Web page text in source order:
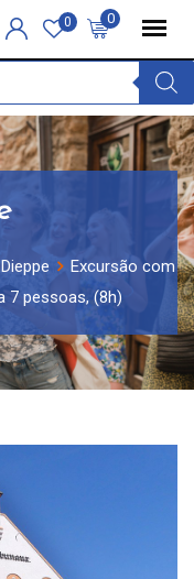
0
0
Dieppe
Excursão com
7 pessoas, (8h)